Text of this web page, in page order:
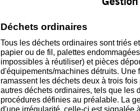
Déchets ordinaires
Tous les déchets ordinaires sont triés
papier ou de fil, palettes
impossibles à réutiliser) et pièces
d'équipements/machines détruits.
ramassent les déchets deux à trois
autres déchets ordinaires, tels que les
procédures définies au préalable. La
d'une irrégularité, celle-ci est signalée